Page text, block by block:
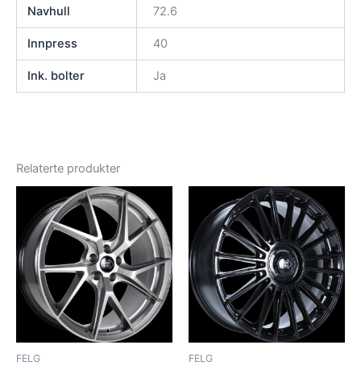
Navhull 72.6
Innpress 40
Ink. bolter Ja
Relaterte produkter
FELG FELG